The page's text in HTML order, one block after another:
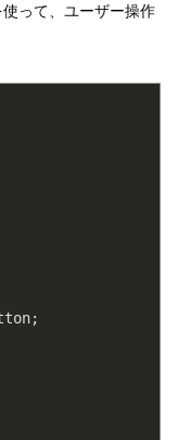
って、ユーザー操作